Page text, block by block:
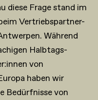
diese Frage stand im
Vertriebspartner-
Während
Halbtags-
von
haben wir
Bedürfnisse von